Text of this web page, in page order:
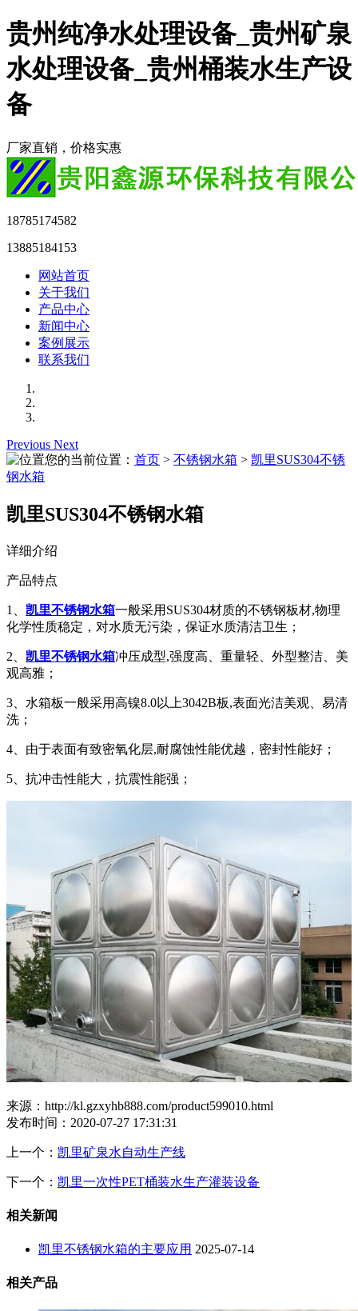
贵州纯净水处理设备_贵州矿泉
水处理设备_贵州桶装水生产设
备
厂家直销，价格实惠
18785174582
13885184153
网站首页
关于我们
产品中心
新闻中心
案例展示
联系我们
Previous Next
您的当前位置： 首页 > 不锈钢水箱 > 凯里SUS304不锈
钢水箱
凯里SUS304不锈钢水箱
详细介绍
产品特点
1、 凯里不锈钢水箱一般采用SUS304材质的不锈钢板材,物理
化学性质稳定，对水质无污染，保证水质清洁卫生；
2、 凯里不锈钢水箱冲压成型,强度高、重量轻、外型整洁、美
观高雅；
3、水箱板一般采用高镍8.0以上3042B板,表面光洁美观、易清
洗；
4、由于表面有致密氧化层,耐腐蚀性能优越，密封性能好；
5、抗冲击性能大，抗震性能强；
来源：http://kl.gzxyhb888.com/product599010.html
发布时间：2020-07-27 17:31:31
上一个： 凯里矿泉水自动生产线
下一个： 凯里一次性PET桶装水生产灌装设备
相关新闻
凯里不锈钢水箱的主要应用 2025-07-14
相关产品